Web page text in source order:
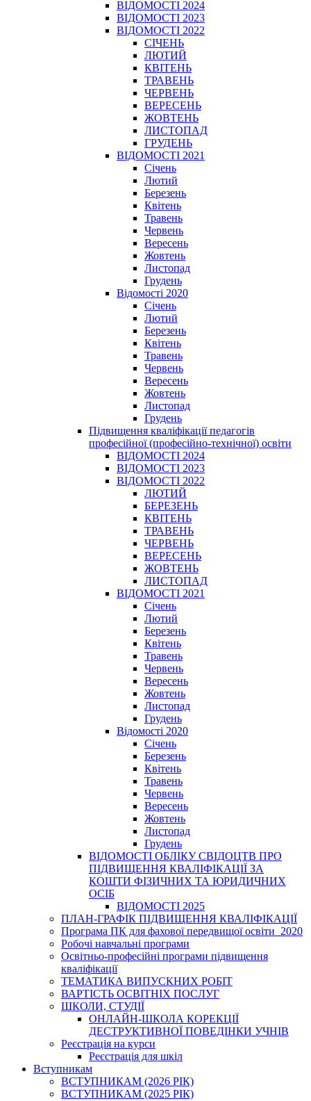
ВІДОМОСТІ 2024
ВІДОМОСТІ 2023
ВІДОМОСТІ 2022
СІЧЕНЬ
ЛЮТИЙ
КВІТЕНЬ
ТРАВЕНЬ
ЧЕРВЕНЬ
ВЕРЕСЕНЬ
ЖОВТЕНЬ
ЛИСТОПАД
ГРУДЕНЬ
ВІДОМОСТІ 2021
Січень
Лютий
Березень
Квітень
Травень
Червень
Вересень
Жовтень
Листопад
Грудень
Відомості 2020
Січень
Лютий
Березень
Квітень
Травень
Червень
Вересень
Жовтень
Листопад
Грудень
Підвищення кваліфікації педагогів
професійної (професійно-технічної) освіти
ВІДОМОСТІ 2024
ВІДОМОСТІ 2023
ВІДОМОСТІ 2022
ЛЮТИЙ
БЕРЕЗЕНЬ
КВІТЕНЬ
ТРАВЕНЬ
ЧЕРВЕНЬ
ВЕРЕСЕНЬ
ЖОВТЕНЬ
ЛИСТОПАД
ВІДОМОСТІ 2021
Січень
Лютий
Березень
Квітень
Травень
Червень
Вересень
Жовтень
Листопад
Грудень
Відомості 2020
Січень
Березень
Квітень
Травень
Червень
Вересень
Жовтень
Листопад
Грудень
ВІДОМОСТІ ОБЛІКУ СВІДОЦТВ ПРО
ПІДВИЩЕННЯ КВАЛІФІКАЦІЇ ЗА
КОШТИ ФІЗИЧНИХ ТА ЮРИДИЧНИХ
ОСІБ
ВІДОМОСТІ 2025
ПЛАН-ГРАФІК ПІДВИЩЕННЯ КВАЛІФІКАЦІЇ
Програма ПК для фахової передвищої освіти_2020
Робочі навчальні програми
Освітньо-професійні програми підвищення
кваліфікації
ТЕМАТИКА ВИПУСКНИХ РОБІТ
ВАРТІСТЬ ОСВІТНІХ ПОСЛУГ
ШКОЛИ, СТУДІЇ
ОНЛАЙН-ШКОЛА КОРЕКЦІЇ
ДЕСТРУКТИВНОЇ ПОВЕДІНКИ УЧНІВ
Реєстрація на курси
Реєстрація для шкіл
Вступникам
ВСТУПНИКАМ (2026 РІК)
ВСТУПНИКАМ (2025 РІК)